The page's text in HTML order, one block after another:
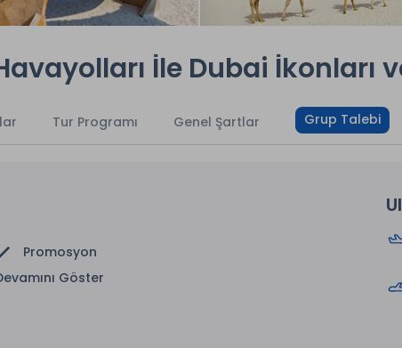
İle Dubai İkonları
Tur Programı Genel Şartlar Grup Talebi
Promosyon
Göster